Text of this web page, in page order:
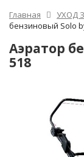
Главная УХОД
бензиновый Solo
Аэратор
518